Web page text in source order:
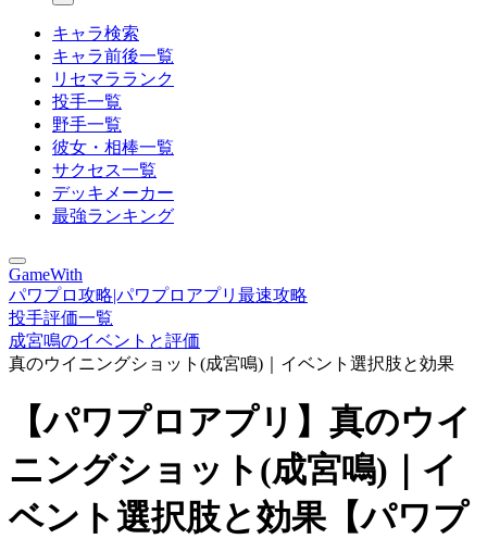
キャラ検索
キャラ前後一覧
リセマラランク
投手一覧
野手一覧
彼女・相棒一覧
サクセス一覧
デッキメーカー
最強ランキング
GameWith
パワプロ攻略|パワプロアプリ最速攻略
投手評価一覧
成宮鳴のイベントと評価
真のウイニングショット(成宮鳴)｜イベント選択肢と効果
【パワプロアプリ】真のウイ
ニングショット(成宮鳴)｜イ
ベント選択肢と効果【パワプ